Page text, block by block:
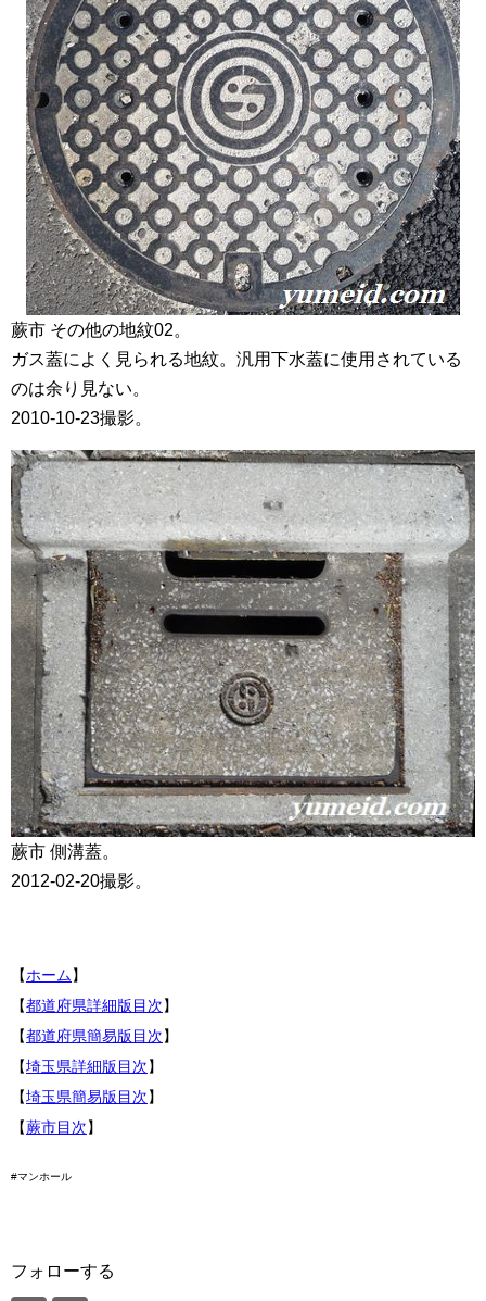
蕨市 その他の地紋02。
ガス蓋によく見られる地紋。汎用下水蓋に使用されている
のは余り見ない。
2010-10-23撮影。
蕨市 側溝蓋。
2012-02-20撮影。
【ホーム】
【都道府県詳細版目次】
【都道府県簡易版目次】
【埼玉県詳細版目次】
【埼玉県簡易版目次】
【蕨市目次】
#マンホール
フォローする